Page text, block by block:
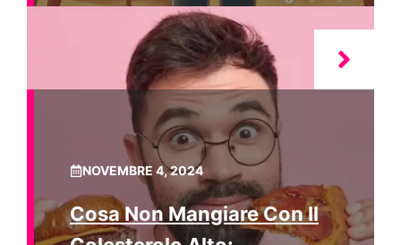
NOVEMBRE 4, 2024
Cosa Non Mangiare Con Il